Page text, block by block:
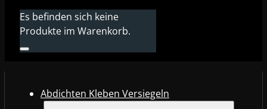
Es befinden sich keine
Produkte im Warenkorb.
Abdichten Kleben Versiegeln